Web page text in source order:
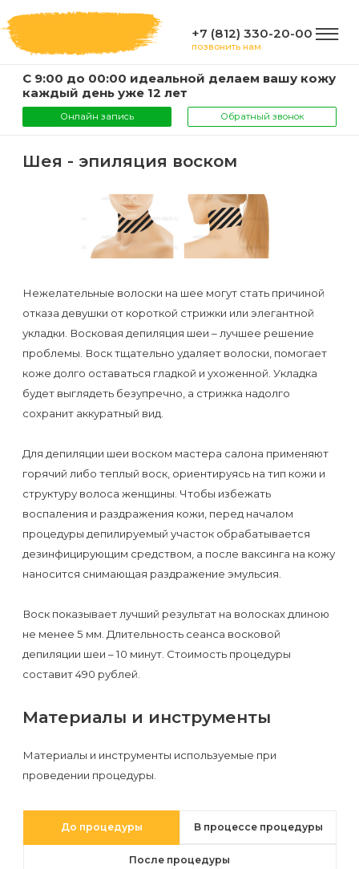
+7 (812) 330-20-00
позвонить нам
С 9:00 до 00:00 идеальной делаем вашу кожу
каждый день уже 12 лет
Онлайн запись Обратный звонок
ГЛАВНАЯ
Эпиляция
воском
Шугаринг
Мужская
депиляция
Бикини-
КОМПАНИЯ
Мастера
Отзывы
Материалы
инструменты
Оборудование
Партнерство
Администраторы
Контакты
Фото
Видео
Вопросы-
ответы
Статьи
Блог
Форум
сайта
ВАЖНО
Подготовка
к
процедуре
воском
или
сахаром
Эпиляция
Сфинксе
и
Формула-1
первый
раз
перед
событием
КОНТАКТЫ
Шея - эпиляция воском
Нежелательные волоски на шее могут стать причиной
отказа девушки от короткой стрижки или элегантной
укладки. Восковая депиляция шеи – лучшее решение
проблемы. Воск тщательно удаляет волоски, помогает
коже долго оставаться гладкой и ухоженной. Укладка
будет выглядеть безупречно, а стрижка надолго
сохранит аккуратный вид.
Для депиляции шеи воском мастера салона применяют
горячий либо теплый воск, ориентируясь на тип кожи и
структуру волоса женщины. Чтобы избежать
воспаления и раздражения кожи, перед началом
процедуры депилируемый участок обрабатывается
дезинфицирующим средством, а после ваксинга на кожу
наносится снимающая раздражение эмульсия.
Воск показывает лучший результат на волосках длиною
не менее 5 мм. Длительность сеанса восковой
депиляции шеи – 10 минут. Стоимость процедуры
составит 490 рублей.
Материалы и инструменты
Материалы и инструменты используемые при
проведении процедуры.
До процедуры В процессе процедуры
После процедуры